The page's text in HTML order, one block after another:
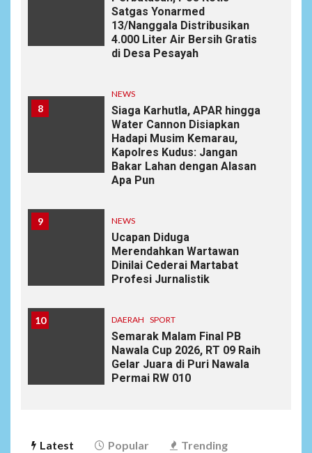
Satgas Yonarmed
13/Nanggala Distribusikan
4.000 Liter Air Bersih Gratis
di Desa Pesayah
8
NEWS
Siaga Karhutla, APAR hingga
Water Cannon Disiapkan
Hadapi Musim Kemarau,
Kapolres Kudus: Jangan
Bakar Lahan dengan Alasan
Apa Pun
9 NEWS
Ucapan Diduga
Merendahkan Wartawan
Dinilai Cederai Martabat
Profesi Jurnalistik
10 DAERAH SPORT
Semarak Malam Final PB
Nawala Cup 2026, RT 09 Raih
Gelar Juara di Puri Nawala
Permai RW 010
Latest Popular Trending